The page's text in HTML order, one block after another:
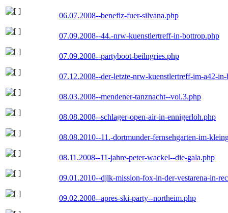
06.07.2008--benefiz-fuer-silvana.php
07.09.2008--44.-nrw-kuenstlertreff-in-bottrop.php
07.09.2008--partyboot-beilngries.php
07.12.2008--der-letzte-nrw-kuenstlertreff-im-a42-
08.03.2008--mendener-tanznacht--vol.3.php
08.08.2008--schlager-open-air-in-ennigerloh.php
08.08.2010--11.-dortmunder-fernsehgarten-im-
08.11.2008--11-jahre-peter-wackel--die-gala.php
09.01.2010--djlk-mission-fox-in-der-vestarena-in-
09.02.2008--apres-ski-party--northeim.php